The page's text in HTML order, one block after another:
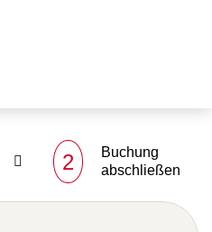
2
Buchung
abschließen